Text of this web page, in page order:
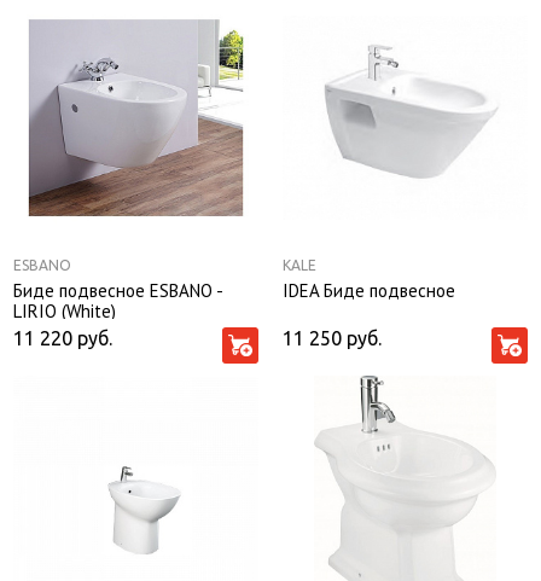
ESBANO
Биде подвесное ESBANO -
LIRIO (White)
11 220 руб.
KALE
IDEA Биде подвесное
11 250 руб.